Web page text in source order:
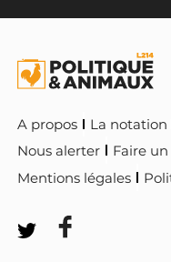
A propos La notation
Nous alerter
Faire
Mentions légales